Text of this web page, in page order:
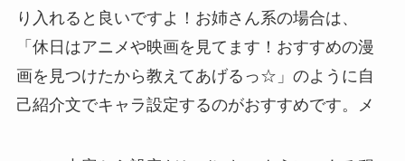
り入れると良いですよ！お姉さん系の場合は、
「休日はアニメや映画を見てます！おすすめの漫
画を見つけたから教えてあげるっ☆」のように自
己紹介文でキャラ設定するのがおすすめです。メ